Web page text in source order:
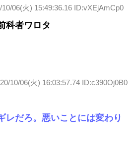
10/06(火) 15:49:36.16 ID:vXEjAmCp0
科者ワロタ
10/06(火) 16:03:57.74 ID:c390Oj0B0
レだろ。悪いことには変わり